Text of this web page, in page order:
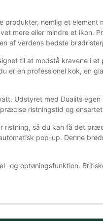
nemlig et element
mere eller mindre et ikon.
af ​​verdens bedste
til at modstå kravene i
er en professionel kok, en
Udstyret med Dualits
ristningstid og
så du kan få det
pop-up. Denne
og optøningsfunktion.